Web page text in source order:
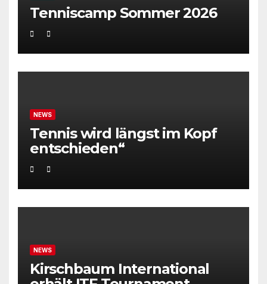
Tenniscamp Sommer 2026
NEWS
Tennis wird längst im Kopf
entschieden“
NEWS
Kirschbaum International